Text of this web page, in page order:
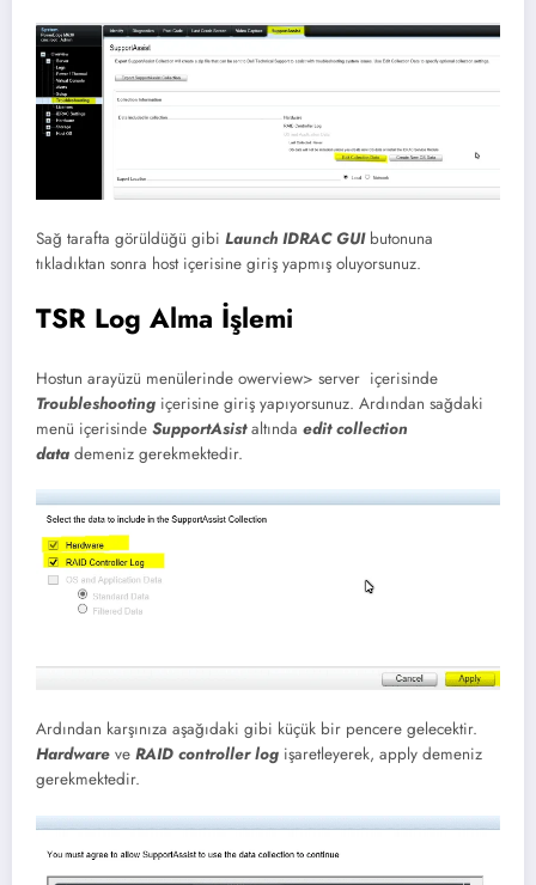
Sağ tarafta görüldüğü gibi Launch IDRAC GUI butonuna
tıkladıktan sonra host içerisine giriş yapmış oluyorsunuz.
TSR Log Alma İşlemi
Hostun arayüzü menülerinde owerview> server içerisinde
Troubleshooting içerisine giriş yapıyorsunuz. Ardından sağdaki
menü içerisinde SupportAsistaltında edit collection
data demeniz gerekmektedir.
Ardından karşınıza aşağıdaki gibi küçük bir pencere gelecektir.
Hardware ve RAID controller log işaretleyerek, apply demeniz
gerekmektedir.